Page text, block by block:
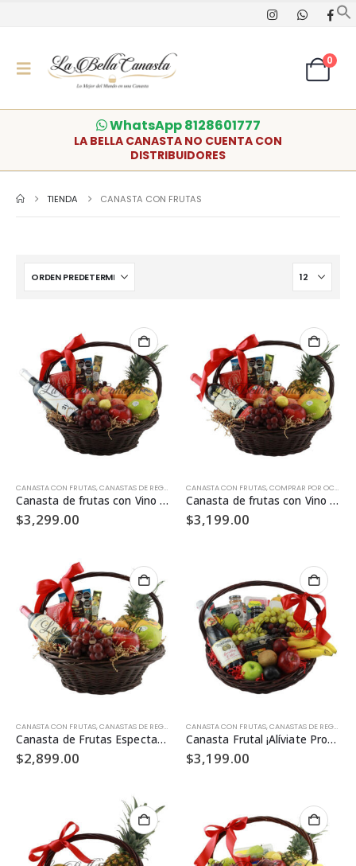
0
WhatsApp 8128601777
LA BELLA CANASTA NO CUENTA CON
DISTRIBUIDORES
TIENDA CANASTA CON FRUTAS
CANASTA CON FRUTAS,CANASTAS DE REGALO CANASTAS ELITE CASA MADERO,CUMPLEAÑOS
Canasta de frutas con Vino 3V Casa Madero CF-05
$3,299.00
CANASTA CON FRUTAS,COMPRAR POR OCASIÓN
Canasta de frutas con Vino Calixa Monte Xanic CF-07
$3,199.00
CANASTA CON FRUTAS,CANASTAS DE REGALO CANASTAS ELITE CONDOLENCIAS,DÍA DE LAS
Canasta de Frutas Espectacular CF-04
$2,899.00
CANASTA CON FRUTAS,CANASTAS DE REGALO
Canasta Frutal ¡Alíviate Pronto! CF-08
$3,199.00